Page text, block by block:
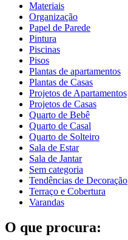
Materiais
Organização
Papel de Parede
Pintura
Piscinas
Pisos
Plantas de apartamentos
Plantas de Casas
Projetos de Apartamentos
Projetos de Casas
Quarto de Bebê
Quarto de Casal
Quarto de Solteiro
Sala de Estar
Sala de Jantar
Sem categoria
Tendências de Decoração
Terraço e Cobertura
Varandas
O que procura: